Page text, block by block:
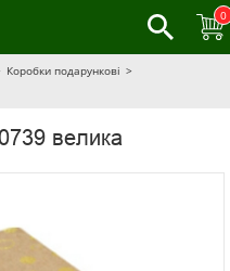
0
Коробки подарункові
велика